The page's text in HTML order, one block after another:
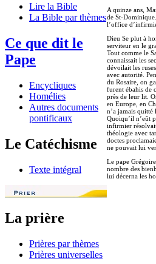
Lire la Bible
La Bible par thèmes
Ce que dit le
Pape
Encycliques
Homélies
Autres documents
pontificaux
Le Catéchisme
Texte intégral
La prière
Prières par thèmes
Prières universelles
A quinze ans,
de St-
l’office
Dieu Se plut à
serviteur en le
Tout comme le
connaissait les
dévoilait les
avec autorité.
du Rosaire, on
furent ébahis de
près de leur lit.
en Europe, en
n’a jamais quitté
Quoiqu’il n’eût
infirmier
théologie avec
doctes
ne pouvait lui
Le pape
nombre des
lui décerna les